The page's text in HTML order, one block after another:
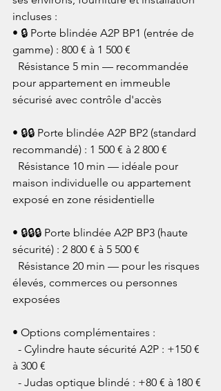
incluses :
• 🔒 Porte blindée A2P BP1 (entrée de
gamme) : 800 € à 1 500 €
pour appartement en immeuble
sécurisé avec contrôle d'accès
• 🔒🔒 Porte blindée A2P BP2 (standard
recommandé) : 1 500 € à 2 800 €
maison individuelle ou appartement
exposé en zone résidentielle
• 🔒🔒🔒 Porte blindée A2P BP3 (haute
sécurité) : 2 800 € à 5 500 €
élevés, commerces ou personnes
exposées
• Options complémentaires :
à 300 €